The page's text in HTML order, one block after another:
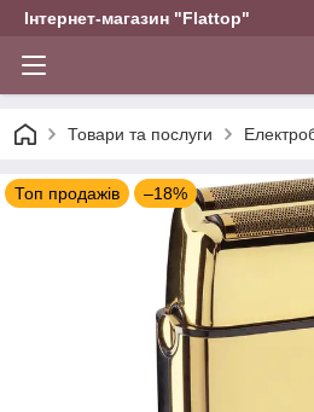
Інтернет-магазин "Flattop"
Товари та послуги
Топ продажів –18%